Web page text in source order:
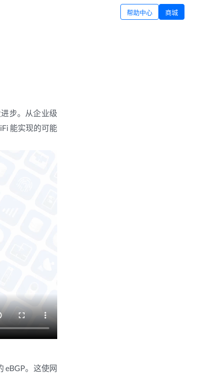
帮助中心 商城
步。从企业级
能实现的可能
eBGP。这使网